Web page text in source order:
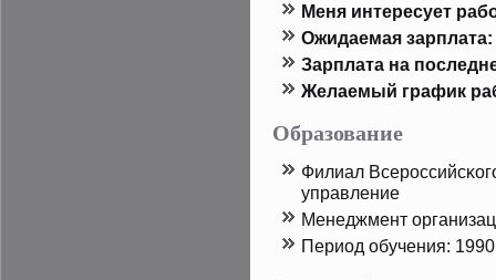
Меня интересует
Ожидаемая зарплата:
Зарплата на
Желаемый график
Образование
Филиал
управление
Менеджмент
Период обучения: